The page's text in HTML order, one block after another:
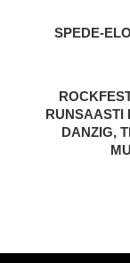
SPEDE-
RUNSAASTI
DANZIG,